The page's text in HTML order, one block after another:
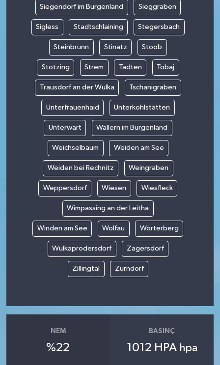
Siegendorf im Burgenland Sieggraben
Sigless Stadtschlaining Stegersbach
Steinbrunn Stinatz Stoob
Stotzing Strem Tadten Tobaj
Trausdorf an der Wulka Tschanigraben
Unterfrauenhaid Unterkohlstätten
Unterwart Wallern im Burgenland
Weichselbaum Weiden am See
Weiden bei Rechnitz Weingraben
Weppersdorf Wiesen Wiesfleck
Wimpassing an der Leitha
Winden am See Wolfau Wörterberg
Wulkaprodersdorf Zagersdorf
Zillingtal Zurndorf
NEM
%22
BASINÇ
1012 HPA hpa